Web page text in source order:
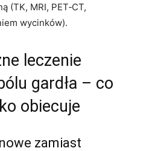
(TK, MRI, PET‑CT,
wycinków).
leczenie
gardła – co
obiecuje
zamiast